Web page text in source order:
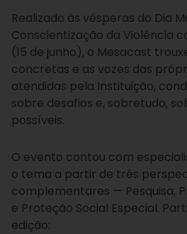
Realizado às vésperas do Dia
Conscientização da Violência
(15 de junho), o Mesacast
concretas e as vozes das
atendidas pela Instituição,
sobre desafios e, sobretudo,
possíveis.
O evento contou com
o tema a partir de três
complementares — Pesquisa,
e Proteção Social Especial.
edição: